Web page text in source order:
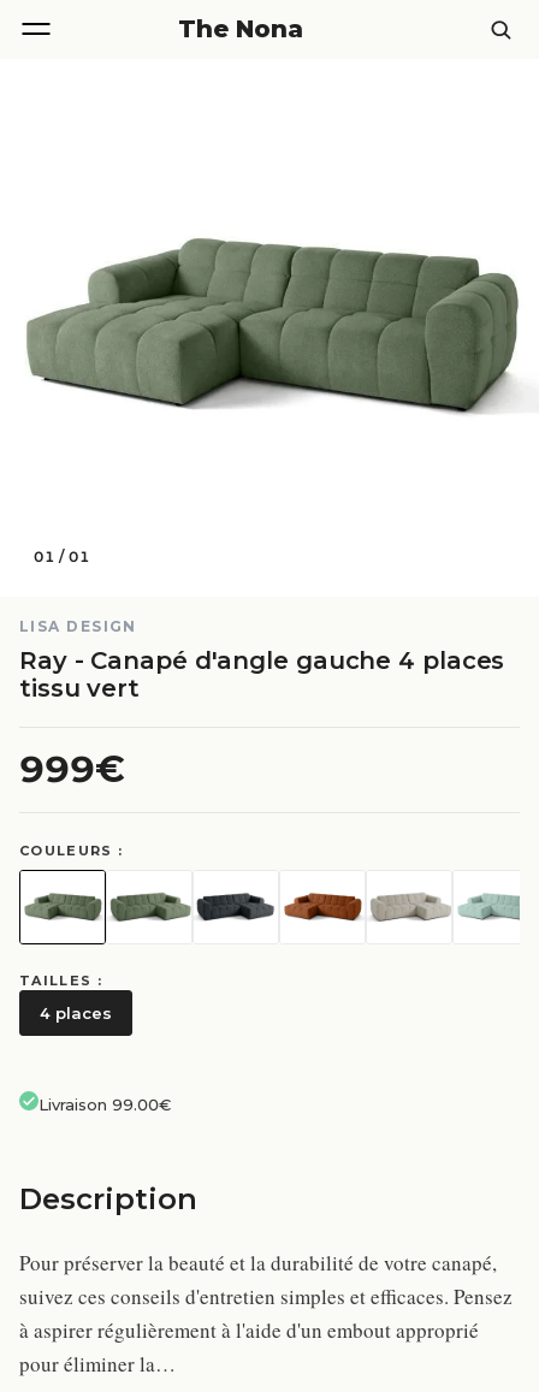
The Nona
01 /01
LISA DESIGN
Ray - Canapé d'angle gauche 4 places
tissu vert
999€
COULEURS :
TAILLES :
4 places
Livraison 99.00€
Description
Pour préserver la beauté et la durabilité de votre canapé,
suivez ces conseils d'entretien simples et efficaces. Pensez
à aspirer régulièrement à l'aide d'un embout approprié
pour éliminer la…